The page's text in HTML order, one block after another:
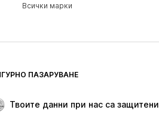
Всички марки
ПАЗАРУВАНЕ
Твоите данни при нас са защитени